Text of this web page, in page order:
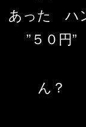
あった ハ
”５０円”
ん？